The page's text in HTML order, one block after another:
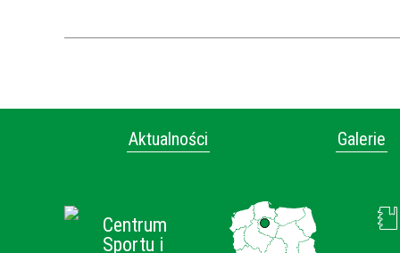
Aktualności Galerie
Centrum
Sportu i